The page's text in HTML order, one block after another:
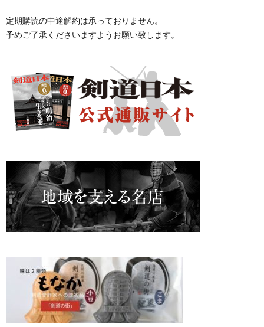
定期購読の中途解約は承っておりません。
予めご了承くださいますようお願い致します。